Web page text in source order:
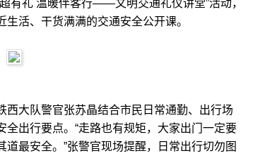
有礼 温暖伴客行——文明交通礼仪讲堂”活动，
活、干货满满的交通安全公开课。
大队警官张苏晶结合市民日常通勤、出行场
出行要点。“走路也有规矩，大家出门一定要
最安全。”张警官现场提醒，日常出行切勿图